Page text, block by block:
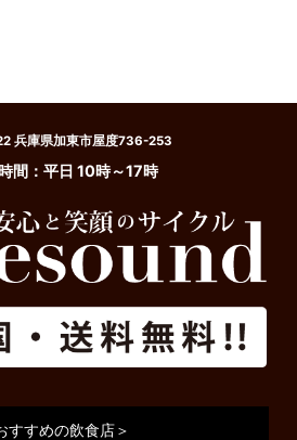
兵庫県加東市屋度736-253
間：平日 10時～17時
すすめの飲食店＞